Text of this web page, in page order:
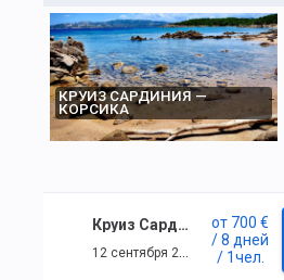
КРУИЗ САРДИНИЯ —
КОРСИКА
Круиз Сардиния — Корсика
12 сентября 2020 г. — 19 сентября 2020 г.
от 700 €
/ 8 дней
/ 1чел.